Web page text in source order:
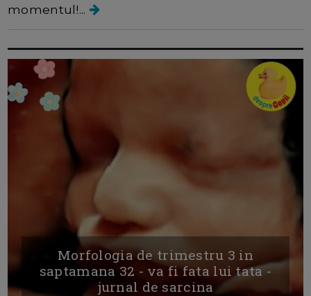
momentul!...
Morfologia de trimestru 3 in
saptamana 32 - va fi fata lui tata -
jurnal de sarcina